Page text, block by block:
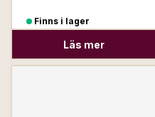
Finns i lager
Läs mer